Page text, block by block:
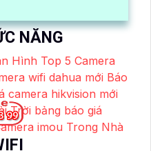
NĂNG
Hình Top 5 Camera
wifi dahua mới Báo
camera hikvision mới
Trời bảng báo giá
imou Trong Nhà